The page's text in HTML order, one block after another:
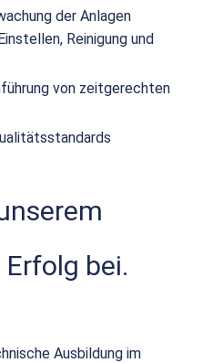
der Anlagen
Reinigung und
von zeitgerechten
bei.
Ausbildung im